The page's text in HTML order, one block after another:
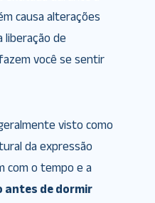
causa alterações
liberação de
você se sentir
visto como
da expressão
com o tempo e a
antes de dormir